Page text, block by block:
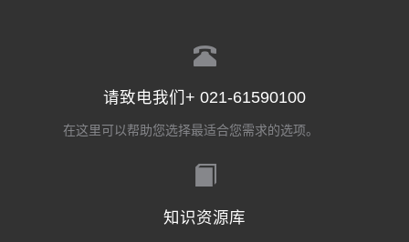
请致电我们+ 021-61590100
在这里可以帮助您选择最适合您需求的选项。
知识资源库